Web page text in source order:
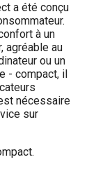
a été conçu
à un
agréable au
ou un
- compact, il
nécessaire
sur